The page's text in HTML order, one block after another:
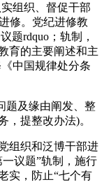
组织、督促干部
修。党纪进修教
题rdquo；轨制，
育的主要阐述和主
中国规律处分条
及缘由阐发、整
，提整改办法)。
织和泛博干部进
议题”轨制，施行
实，防止“七个有